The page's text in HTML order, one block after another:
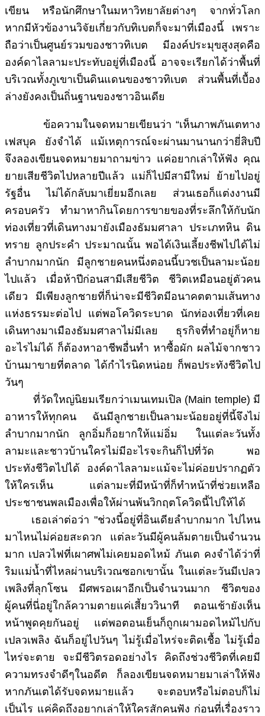
เขียน หรือนักศึกษาในมหาวิทยาลัยต่างๆ จากทั่วโลก
หากมีหัวข้องานวิจัยเกี่ยวกับทิเบตก็จะมาที่เมืองนี้ เพราะ
ถือว่าเป็นศูนย์รวมของชาวทิเบต มีองค์ประมุขสูงสุดคือ
องค์ดาไลลามะประทับอยู่ที่เมืองนี้ อาจจะเรียกได้ว่าพื้นที่
บริเวณทั้งภูเขาเป็นดินแดนของชาวทิเบต ส่วนพื้นที่เบื้อง
ล่างยังคงเป็นถิ่นฐานของชาวอินเดีย
ข้อความในจดหมายเขียนว่า “เห็นภาพภันเตทาง
เฟสบุค ยังจำได้ แม้เหตุการณ์จะผ่านมานานกว่ายี่สิบปี
จึงลองเขียนจดหมายมาถามข่าว แค่อยากเล่าให้ฟัง คุณ
ยายเสียชีวิตไปหลายปีแล้ว แม่ก็ไปมีสามีใหม่ ย้ายไปอยู่
รัฐอื่น ไม่ได้กลับมาเยี่ยมอีกเลย ส่วนเธอก็แต่งงานมี
ครอบครัว ทำมาหากินโดยการขายของที่ระลึกให้กับนัก
ท่องเที่ยวที่เดินทางมายังเมืองธัมมศาลา ประเภทหิน ดิน
ทราย ลูกประคำ ประมาณนั้น พอได้เงินเลี้ยงชีพไปได้ไม่
ลำบากมากนัก มีลูกชายคนหนึ่งตอนนี้บวชเป็นลามะน้อย
ไปแล้ว เมื่อห้าปีก่อนสามีเสียชีวิต ชีวิตเหมือนอยู่ตัวคน
เดียว มีเพียงลูกชายที่ก็น่าจะมีชีวิตมีอนาคตตามเส้นทาง
แห่งธรรมะต่อไป แต่พอโควิดระบาด นักท่องเที่ยวที่เคย
เดินทางมาเมืองธัมมศาลาไม่มีเลย ธุรกิจที่ทำอยู่ก็หาย
อะไรไม่ได้ ก็ต้องหาอาชีพอื่นทำ หาซื้อผัก ผลไม้จากชาว
บ้านมาขายที่ตลาด ได้กำไรนิดหน่อย ก็พอประทังชีวิตไป
วันๆ
ที่วัดใหญ่นิยมเรียกว่าเมนเทมเปิล (Main temple) มี
อาหารให้ทุกคน ฉันมีลูกชายเป็นลามะน้อยอยู่ที่นี้จึงไม่
ลำบากมากนัก ลูกอิ่มก็อยากให้แม่อิ่ม ในแต่ละวันทั้ง
ลามะและชาวบ้านใครไม่มีอะไรจะกินก็ไปที่วัด พอ
ประทังชีวิตไปได้ องค์ดาไลลามะแม้จะไม่ค่อยปรากฏตัว
ให้ใครเห็น แต่ลามะที่มีหน้าที่ก็ทำหน้าที่ช่วยเหลือ
ประชาชนพลเมืองเพื่อให้ผ่านพ้นวิกฤตโควิดนี้ไปให้ได้
เธอเล่าต่อว่า "ช่วงนี้อยู่ที่อินเดียลำบากมาก ไปไหน
มาไหนไม่ค่อยสะดวก แต่ละวันมีผู้คนล้มตายเป็นจำนวน
มาก เปลวไฟที่เผาศพไม่เคยมอดไหม้ ภันเต คงจำได้ว่าที่
ริมแม่น้ำที่ไหลผ่านบริเวณซอกเขานั้น ในแต่ละวันมีเปลว
เพลิงที่ลุกโซน มีศพรอเผาอีกเป็นจำนวนมาก ชีวิตของ
ผู้คนที่นี่อยู่ใกล้ความตายแค่เสี้ยววินาที ตอนเช้ายังเห็น
หน้าพูดคุยกันอยู่ แต่พอตอนเย็นก็ถูกเผามอดไหม้ไปกับ
เปลวเพลิง ฉันก็อยู่ไปวันๆ ไม่รู้เมื่อไหร่จะติดเชื้อ ไม่รู้เมื่อ
ไหร่จะตาย จะมีชีวิตรอดอย่างไร คิดถึงช่วงชีวิตที่เคยมี
ความทรงจำดีๆในอดีต ก็ลองเขียนจดหมายมาเล่าให้ฟัง
หากภันเตได้รับจดหมายแล้ว จะตอบหรือไม่ตอบก็ไม่
เป็นไร แค่คิดถึงอยากเล่าให้ใครสักคนฟัง ก่อนที่เรื่องราว